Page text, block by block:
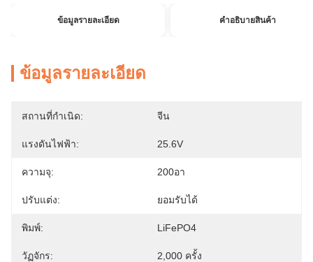
ข้อมูลรายละเอียด คําอธิบายสินค้า
ข้อมูลรายละเอียด
สถานที่กำเนิด: จีน
แรงดันไฟฟ้า: 25.6V
ความจุ: 200อา
ปรับแต่ง: ยอมรับได้
พิมพ์: LiFePO4
วัฏจักร: 2,000 ครั้ง